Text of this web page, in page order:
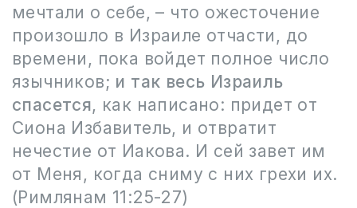
мечтали о себе, – что ожесточение
произошло в Израиле отчасти, до
времени, пока войдет полное число
язычников; и так весь Израиль
спасется, как написано: придет от
Сиона Избавитель, и отвратит
нечестие от Иакова. И сей завет им
от Меня, когда сниму с них грехи их.
(Римлянам 11:25-27)